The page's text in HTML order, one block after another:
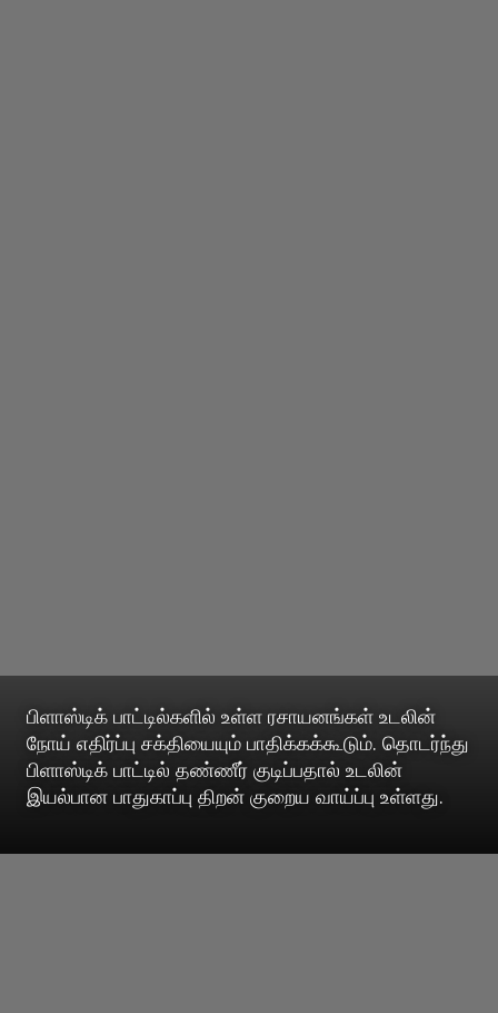
பிளாஸ்டிக் பாட்டில்களில் உள்ள ரசாயனங்கள் உடலின்
நோய் எதிர்ப்பு சக்தியையும் பாதிக்கக்கூடும். தொடர்ந்து
பிளாஸ்டிக் பாட்டில் தண்ணீர் குடிப்பதால் உடலின்
இயல்பான பாதுகாப்பு திறன் குறைய வாய்ப்பு உள்ளது.